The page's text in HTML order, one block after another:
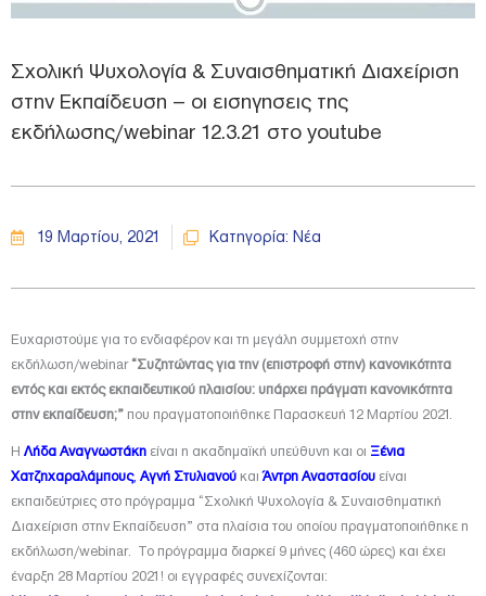
Σχολική Ψυχολογία & Συναισθηματική Διαχείριση
στην Εκπαίδευση – οι εισηγησεις της
εκδήλωσης/webinar 12.3.21 στο youtube
19 Μαρτίου, 2021 Κατηγορία: Νέα
Ευχαριστούμε για το ενδιαφέρον και τη μεγάλη συμμετοχή στην
εκδήλωση/webinar “Συζητώντας για την (επιστροφή στην) κανονικότητα
εντός και εκτός εκπαιδευτικού πλαισίου: υπάρχει πράγματι κανονικότητα
στην εκπαίδευση;” που πραγματοποιήθηκε Παρασκευή 12 Μαρτίου 2021.
Η Λήδα Αναγνωστάκη είναι η ακαδημαϊκή υπεύθυνη και οι Ξένια
Χατζηχαραλάμπους, Αγνή Στυλιανού και Άντρη Αναστασίου είναι
εκπαιδεύτριες στο πρόγραμμα “Σχολική Ψυχολογία & Συναισθηματική
Διαχείριση στην Εκπαίδευση” στα πλαίσια του οποίου πραγματοποιήθηκε η
εκδήλωση/webinar. To πρόγραμμα διαρκεί 9 μήνες (460 ώρες) και έχει
έναρξη 28 Μαρτίου 2021! οι εγγραφές συνεχίζονται: